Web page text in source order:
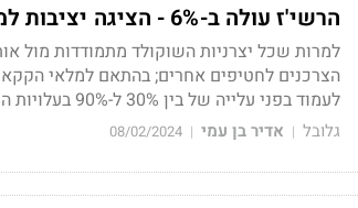
הרשי'ז עולה ב-6% - הציגה יציבות למרות עליית מחירי הקקאו
למרות שכל יצרניות השוקולד מתמודדות מול
הצרכנים לחטיפים אחרים; בהתאם למלאי
לעמוד בפני עלייה של בין 30% ל-90% בעלויות הקקאו השנה
גלובל | אדיר בן עמי |
08/02/2024